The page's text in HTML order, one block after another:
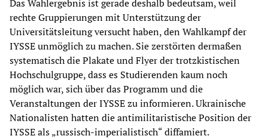
Das Wahlergebnis ist gerade deshalb bedeutsam, weil
rechte Gruppierungen mit Unterstützung der
Universitätsleitung versucht haben, den Wahlkampf der
IYSSE unmöglich zu machen. Sie zerstörten dermaßen
systematisch die Plakate und Flyer der trotzkistischen
Hochschulgruppe, dass es Studierenden kaum noch
möglich war, sich über das Programm und die
Veranstaltungen der IYSSE zu informieren. Ukrainische
Nationalisten hatten die antimilitaristische Position der
IYSSE als „russisch-imperialistisch“ diffamiert.